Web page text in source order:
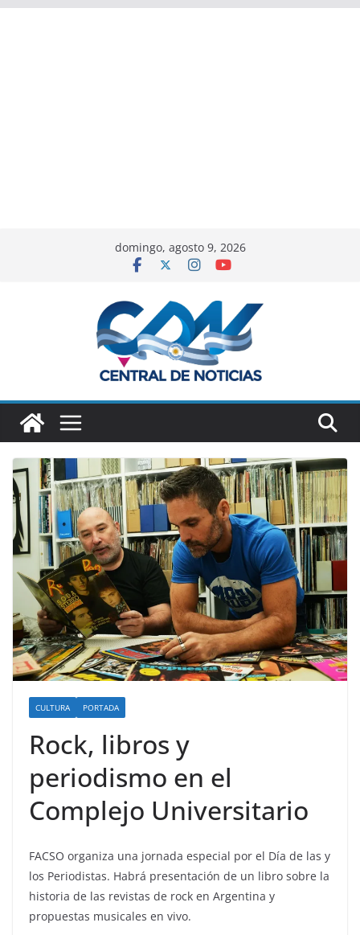
domingo, agosto 9, 2026
CULTURA PORTADA
Rock, libros y
periodismo en el
Complejo Universitario
FACSO organiza una jornada especial por el Día de las y
los Periodistas. Habrá presentación de un libro sobre la
historia de las revistas de rock en Argentina y
propuestas musicales en vivo.